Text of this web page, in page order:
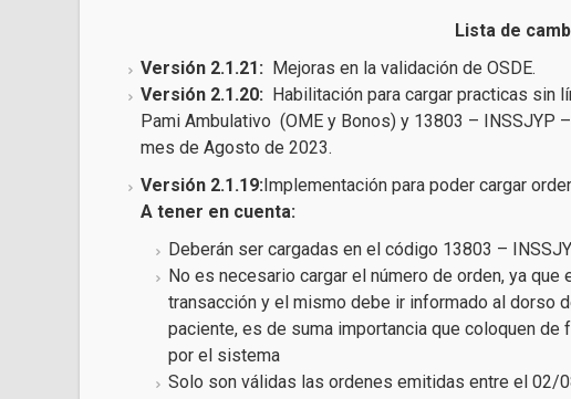
Lista de
Versión 2.1.21: Mejoras en la validación de OSDE.
Versión 2.1.20: Habilitación para cargar practicas
Pami Ambulativo (OME y Bonos) y 13803 – INSSJYP
mes de Agosto de 2023.
Versión 2.1.19:Implementación para poder cargar
A tener en cuenta:
Deberán ser cargadas en el código 13803 –
No es necesario cargar el número de orden, ya
transacción y el mismo debe ir informado al dorso
paciente, es de suma importancia que coloquen
por el sistema
Solo son válidas las ordenes emitidas entre el 02/